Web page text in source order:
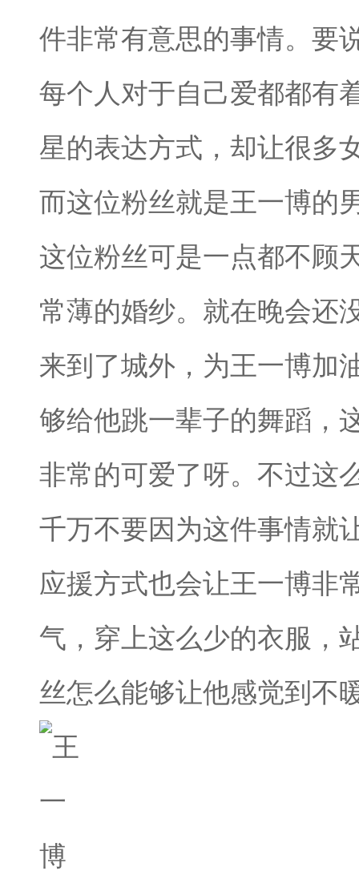
件非常有意思的事情。要
每个人对于自己爱都都有
星的表达方式，却让很多
而这位粉丝就是王一博的
这位粉丝可是一点都不顾
常薄的婚纱。就在晚会还
来到了城外，为王一博加
够给他跳一辈子的舞蹈，
非常的可爱了呀。不过这
千万不要因为这件事情就
应援方式也会让王一博非
气，穿上这么少的衣服，
丝怎么能够让他感觉到不